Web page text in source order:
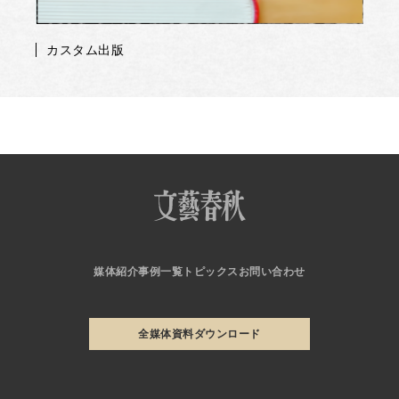
カスタム出版
媒体紹介事例一覧 トピックス お問い合わせ
全媒体資料ダウンロード